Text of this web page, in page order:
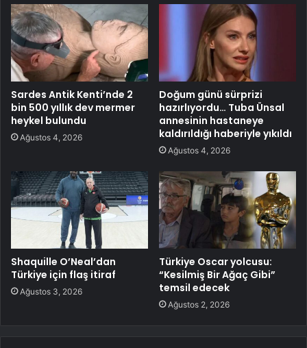
Sardes Antik Kenti’nde 2
bin 500 yıllık dev mermer
heykel bulundu
Ağustos 4, 2026
Doğum günü sürprizi
hazırlıyordu… Tuba Ünsal
annesinin hastaneye
kaldırıldığı haberiyle yıkıldı
Ağustos 4, 2026
Shaquille O’Neal’dan
Türkiye için flaş itiraf
Ağustos 3, 2026
Türkiye Oscar yolcusu:
“Kesilmiş Bir Ağaç Gibi”
temsil edecek
Ağustos 2, 2026